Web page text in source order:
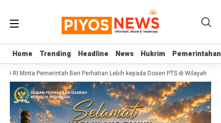
Home Trending Headline News Hukrim Pemerintahan
Home Trending Headline News Hukrim Pemerintahan
RI Minta Pemerintah Beri Perhatian Lebih kepada Dosen PTS di Wilayah 3T